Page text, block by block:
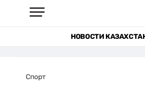
НОВОСТИ
Спорт